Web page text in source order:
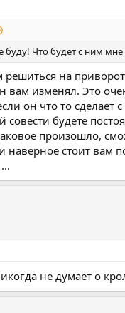
буду! Что будет с ним мне
на
вам изменял. Это
он что то сделает
совести будете
произошло,
наверное стоит вам
не думает о